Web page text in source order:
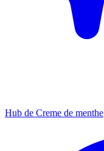
Hub de Creme de menthe